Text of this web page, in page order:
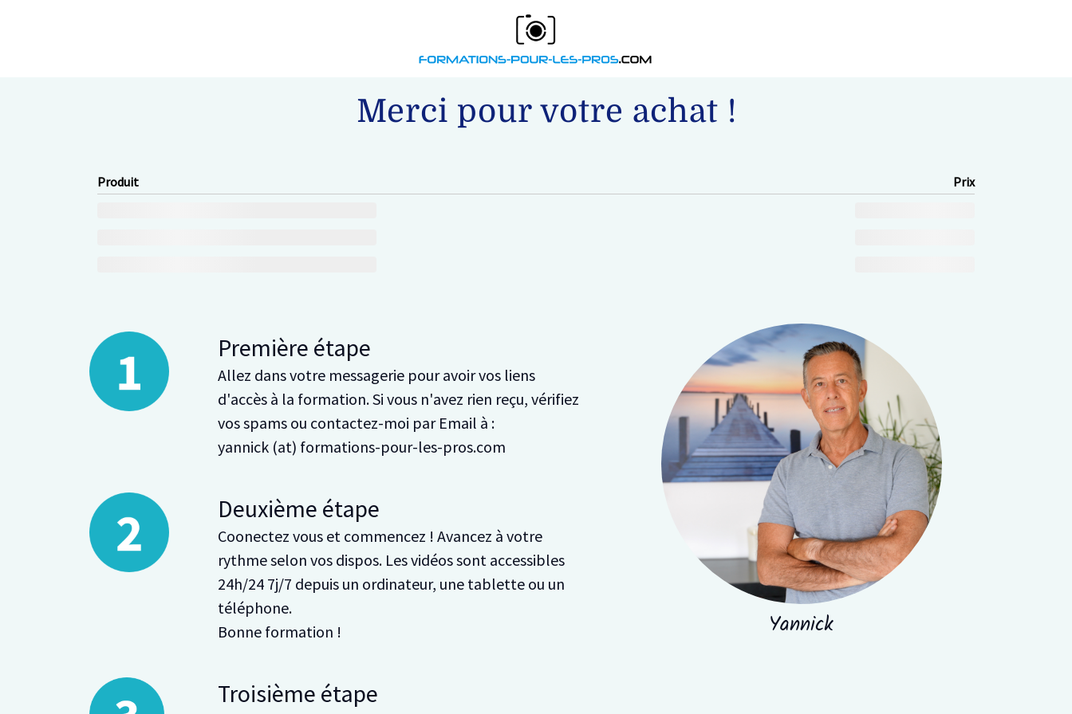
Merci pour votre achat !
Produit Prix
Première étape
Allez dans votre messagerie pour avoir vos liens
d'accès à la formation. Si vous n'avez rien reçu, vérifiez
vos spams ou contactez-moi par Email à :
yannick (at) formations-pour-les-pros.com
Deuxième étape
Coonectez vous et commencez ! Avancez à votre
rythme selon vos dispos. Les vidéos sont accessibles
24h/24 7j/7 depuis un ordinateur, une tablette ou un
téléphone.
Bonne formation !
Troisième étape
Yannick